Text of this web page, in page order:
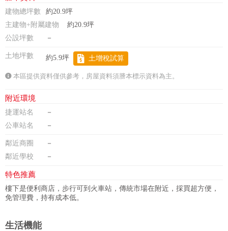
建物總坪數
約20.9坪
主建物+附屬建物
約20.9坪
公設坪數
－
土地坪數 約5.9坪 土增稅試算
本區提供資料僅供參考，房屋資料須謄本標示資料為主。
附近環境
捷運站名
－
公車站名
－
鄰近商圈
－
鄰近學校
－
特色推薦
樓下是便利商店，步行可到火車站，傳統市場在附近，採買超方便，
免管理費，持有成本低。
生活機能